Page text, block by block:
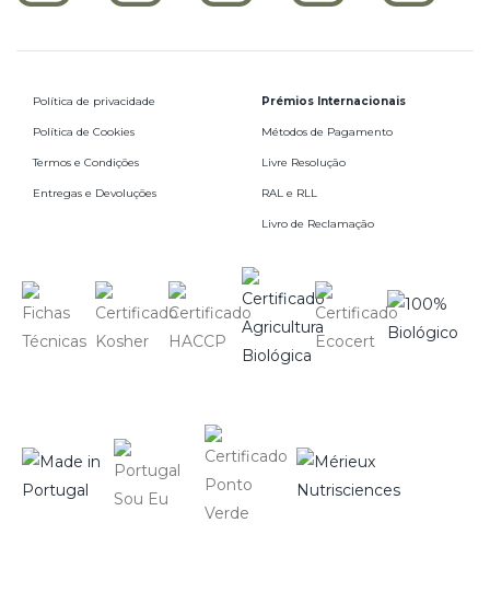
Política de privacidade
Política de Cookies
Termos e Condições
Entregas e Devoluções
Prémios Internacionais
Métodos de Pagamento
Livre Resolução
RAL e RLL
Livro de Reclamação